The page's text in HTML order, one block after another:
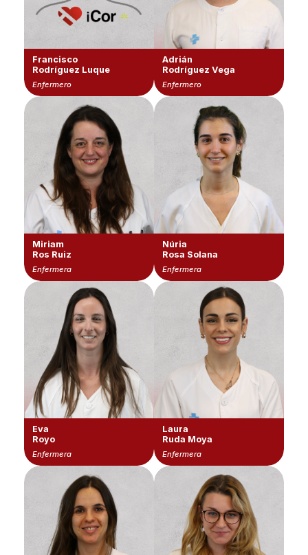
Francisco
Rodríguez Luque
Enfermero
Adrián
Rodríguez Vega
Enfermero
Miriam
Ros Ruiz
Enfermera
Núria
Rosa Solana
Enfermera
Eva
Royo
Enfermera
Laura
Ruda Moya
Enfermera